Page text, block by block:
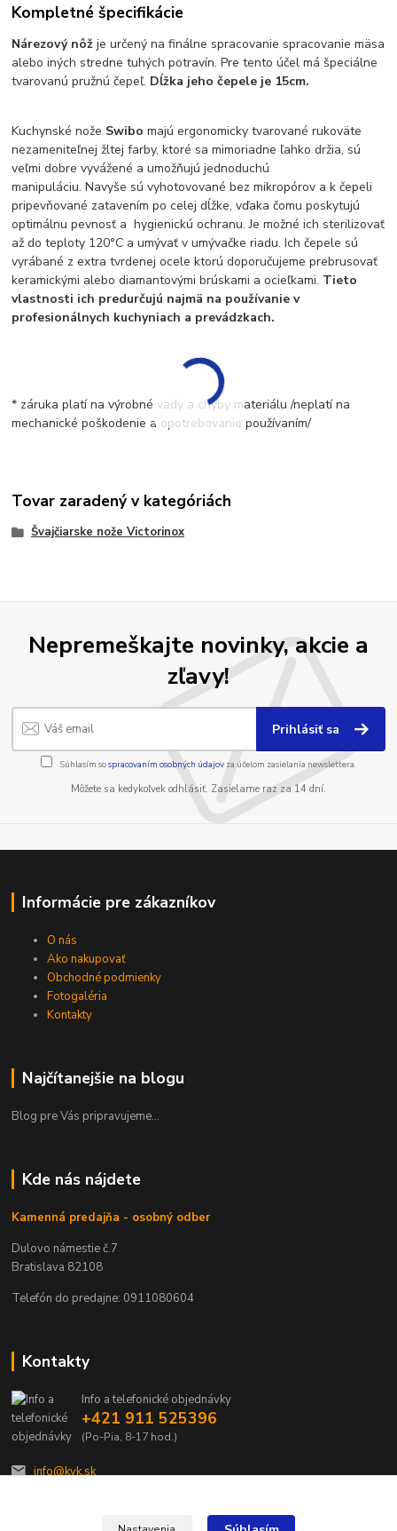
Kompletné špecifikácie
Nárezový nôž je určený na finálne spracovanie spracovanie mäsa
alebo iných stredne tuhých potravín. Pre tento účel má špeciálne
tvarovanú pružnú čepeľ. Dĺžka jeho čepele je 15cm.
Kuchynské nože Swibo majú ergonomicky tvarované rukoväte
nezameniteľnej žltej farby, ktoré sa mimoriadne ľahko držia, sú
veľmi dobre vyvážené a umožňujú jednoduchú
manipuláciu. Navyše sú vyhotovované bez mikropórov a k čepeli
pripevňované zatavením po celej dĺžke, vďaka čomu poskytujú
optimálnu pevnosť a hygienickú ochranu. Je možné ich sterilizovať
až do teploty 120°C a umývať v umývačke riadu. Ich čepele sú
vyrábané z extra tvrdenej ocele ktorú doporučujeme prebrusovať
keramickými alebo diamantovými brúskami a ocieľkami. Tieto
vlastnosti ich predurčujú najmä na používanie v
profesionálnych kuchyniach a prevádzkach.
* záruka platí na výrobné vady a chyby materiálu /neplatí na
mechanické poškodenie a opotrebovanie používaním/
Tovar zaradený v kategóriách
Švajčiarske nože Victorinox
Nepremeškajte novinky, akcie a
zľavy!
Prihlásiť sa
Súhlasím sospracovaním osobných údajov za účelom zasielania newslettera.
Môžete sa kedykoľvek odhlásiť. Zasielame raz za 14 dní.
Informácie pre zákazníkov
O nás
Ako nakupovať
Obchodné podmienky
Fotogaléria
Kontakty
Najčítanejšie na blogu
Blog pre Vás pripravujeme...
Kde nás nájdete
Kamenná predajňa - osobný odber
Dulovo námestie č.7
Bratislava 82108
Telefón do predajne: 0911080604
Kontakty
Info a telefonické objednávky
+421 911 525396
(Po-Pia, 8-17 hod.)
info@kvk.sk